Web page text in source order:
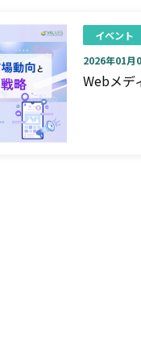
イベント
2026年01月
Webメデ